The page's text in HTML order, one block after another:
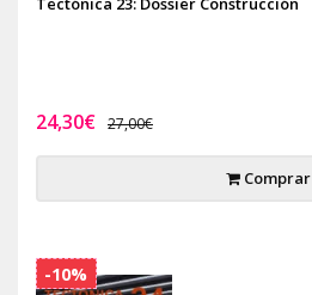
24,30€ 27,00€
Comprar
-10%